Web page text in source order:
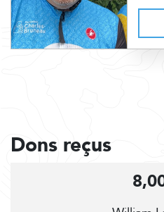
Dons reçus